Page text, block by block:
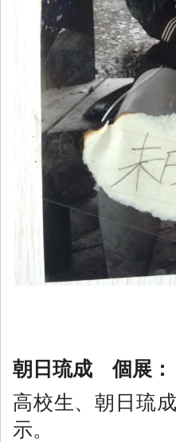
朝日琉成 個展：
高校生、朝日琉
示。